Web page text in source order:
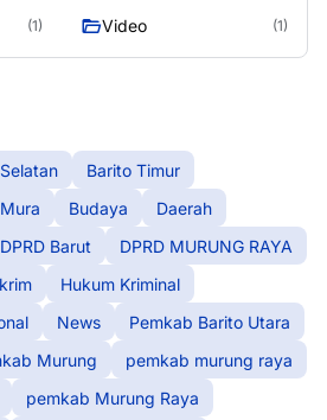
(1) Video (1)
Barito Timur
Budaya
Daerah
DPRD Barut
DPRD MURUNG RAYA
Hukum Kriminal
News
Pemkab Barito Utara
Murung
pemkab murung raya
pemkab Murung Raya